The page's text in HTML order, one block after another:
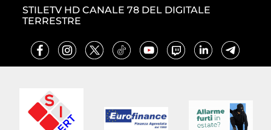
STILETV HD CANALE 78 DEL DIGITALE
TERRESTRE